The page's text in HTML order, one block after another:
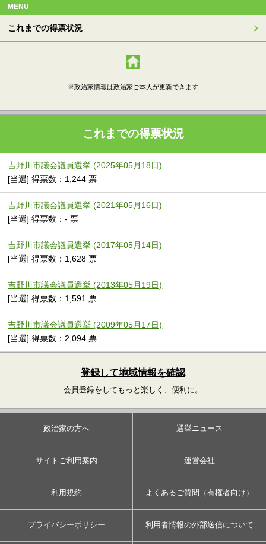
MENU
これまでの得票状況
※政治家情報は政治家ご本人が更新できます
これまでの得票状況
吉野川市議会議員選挙 (2025年05月18日)
[当選] 得票数：1,244 票
吉野川市議会議員選挙 (2021年05月16日)
[当選] 得票数：- 票
吉野川市議会議員選挙 (2017年05月14日)
[当選] 得票数：1,628 票
吉野川市議会議員選挙 (2013年05月19日)
[当選] 得票数：1,591 票
吉野川市議会議員選挙 (2009年05月17日)
[当選] 得票数：2,094 票
登録して地域情報を確認
会員登録をしてもっと楽しく、便利に。
政治家の方へ 選挙ニュース
サイトご利用案内 運営会社
利用規約 よくあるご質問（有権者向け）
プライバシーポリシー 利用者情報の外部送信について